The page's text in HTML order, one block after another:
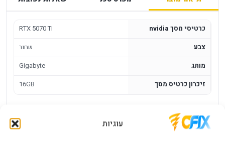
עוגיות
כרטיסי מסך nvidia
RTX 5070 TI
צבע
שחור
מותג
Gigabyte
זיכרון כרטיס מסך
16GB
Eagle OC SFF 16G